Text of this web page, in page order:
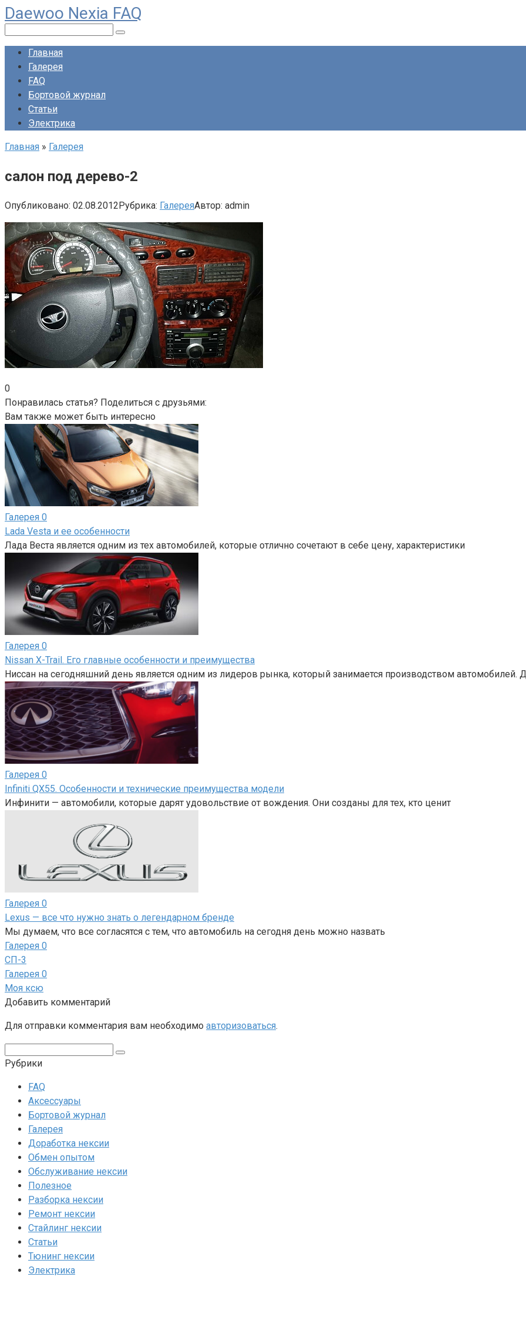
Перейти
к
контенту
Daewoo Nexia FAQ
Главная
Галерея
FAQ
Бортовой журнал
Статьи
Электрика
Главная » Галерея
салон под дерево-2
Опубликовано: 02.08.2012Рубрика: ГалереяАвтор: admin
0
Понравилась статья? Поделиться с друзьями:
Вам также может быть интересно
Галерея 0
Lada Vesta и ее особенности
Лада Веста является одним из тех автомобилей, которые отлично сочетают в себе цену, характеристики
Галерея 0
Nissan X-Trail. Его главные особенности и преимущества
Ниссан на сегодняшний день является одним из лидеров рынка, который занимается производством автомобилей.
Галерея 0
Infiniti QX55. Особенности и технические преимущества модели
Инфинити — автомобили, которые дарят удовольствие от вождения. Они созданы для тех, кто ценит
Галерея 0
Lexus — все что нужно знать о легендарном бренде
Мы думаем, что все согласятся с тем, что автомобиль на сегодня день можно назвать
Галерея 0
СП-3
Галерея 0
Моя ксю
Добавить комментарий
Для отправки комментария вам необходимо авторизоваться.
Рубрики
FAQ
Аксессуары
Бортовой журнал
Галерея
Доработка нексии
Обмен опытом
Обслуживание нексии
Полезное
Разборка нексии
Ремонт нексии
Стайлинг нексии
Статьи
Тюнинг нексии
Электрика